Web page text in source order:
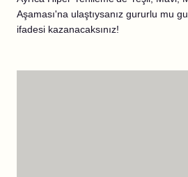
Aşaması'na ulaştıysanız gururlu mu
ifadesi kazanacaksınız!